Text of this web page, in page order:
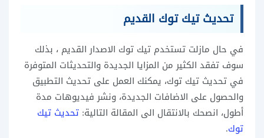
تحديث تيك توك القديم
في حال مازلت تستخدم تيك توك الاصدار القديم ، بذلك
سوف تفقد الكثير من المزايا الجديدة والتحديثات المتوفرة
في تحديث تيك توك، يمكنك العمل على تحديث التطبيق
والحصول على الاضافات الجديدة، ونشر فيديوهات مدة
أطول، انصحك بالانتقال الى المقالة التالية: تحديث تيك
توك.